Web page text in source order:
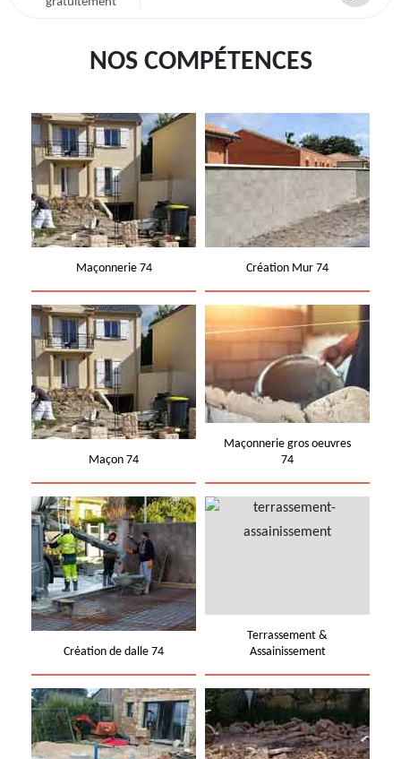
NOS COMPÉTENCES
Maçonnerie 74 Création Mur 74
Maçon 74
Maçonnerie gros oeuvres
74
Création de dalle 74
Terrassement &
Assainissement